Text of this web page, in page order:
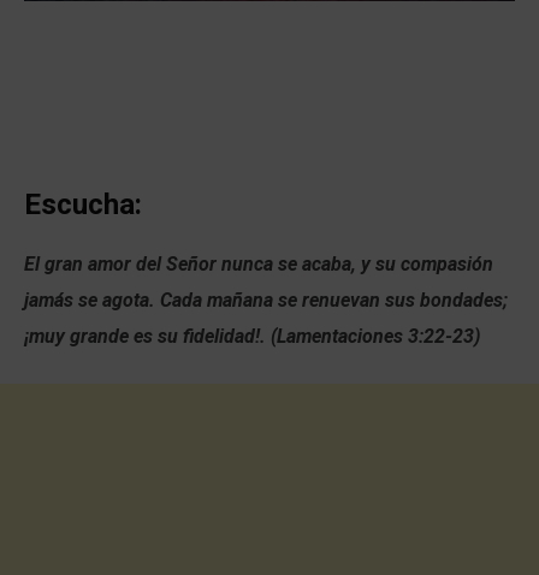
Escucha:
El gran amor del Señor nunca se acaba, y su compasión
jamás se agota. Cada mañana se renuevan sus bondades;
¡muy grande es su fidelidad!. (Lamentaciones 3:22-23)